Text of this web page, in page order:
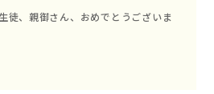
徒、親御さん、おめでとうございま